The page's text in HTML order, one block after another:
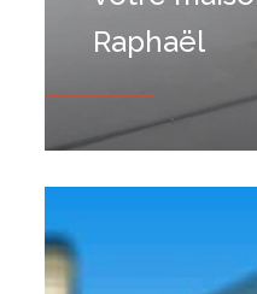
Raphaël